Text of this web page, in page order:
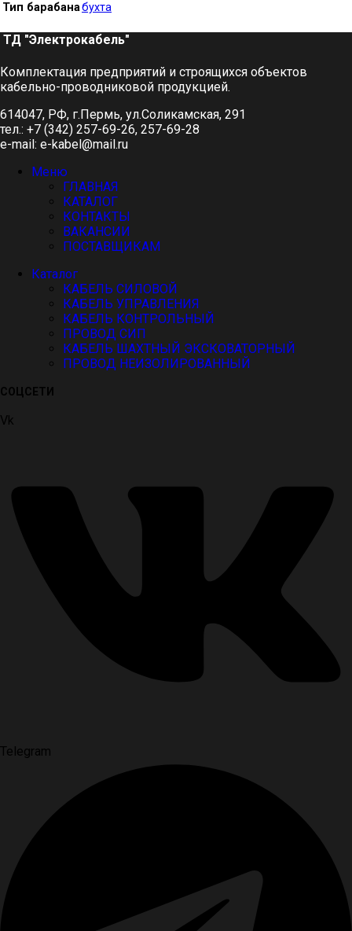
Тип барабанабухта
ТД "Электрокабель"​
Комплектация предприятий и строящихся объектов
кабельно-проводниковой продукцией.
614047, РФ, г.Пермь, ул.Соликамская, 291
тел.: +7 (342) 257-69-26, 257-69-28
e-mail: e-kabel@mail.ru
Меню
ГЛАВНАЯ
КАТАЛОГ
КОНТАКТЫ
ВАКАНСИИ
ПОСТАВЩИКАМ
Каталог
КАБЕЛЬ СИЛОВОЙ
КАБЕЛЬ УПРАВЛЕНИЯ
КАБЕЛЬ КОНТРОЛЬНЫЙ
ПРОВОД СИП
КАБЕЛЬ ШАХТНЫЙ ЭКСКОВАТОРНЫЙ
ПРОВОД НЕИЗОЛИРОВАННЫЙ
СОЦСЕТИ
Vk
Telegram